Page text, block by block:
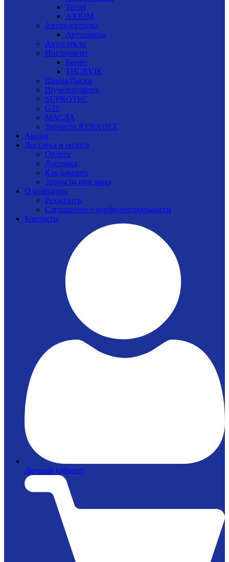
Тосол
AXIOM
Автоэлектрика
Автолампы
Автостекло
Инструмент
Berger
THORVIK
Шины/Диски
Шумоизоляция
SUPROTEC
G21
МАСЛА
Запчасти RENAULT
Акции
Доставка и оплата
Оплата
Доставка
Как заказать
Запчасти под заказ
О компании
Реквизиты
Соглашение о конфиденциальности
Контакты
Личный кабинет